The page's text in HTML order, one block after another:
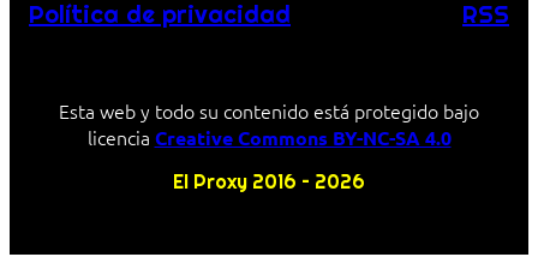
Política de privacidad RSS
Esta web y todo su contenido está protegido bajo
licencia Creative Commons BY-NC-SA 4.0
El Proxy 2016 – 2026